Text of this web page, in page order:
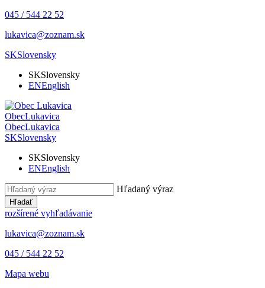
045 / 544 22 52
lukavica@zoznam.sk
SKSlovensky
SKSlovensky
ENEnglish
ObecLukavica
ObecLukavica
SKSlovensky
SKSlovensky
ENEnglish
Hľadaný výraz
Hľadať
rozšírené vyhľadávanie
lukavica@zoznam.sk
045 / 544 22 52
Mapa webu